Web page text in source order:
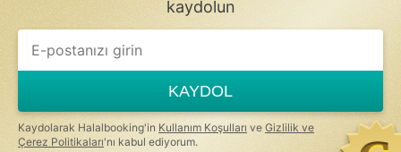
kaydolun
If
you
ignore
this
field
KAYDOL
Kaydolarak Halalbooking'in Kullanım Koşulları ve Gizlilik ve
Çerez Politikaları'nı kabul ediyorum.